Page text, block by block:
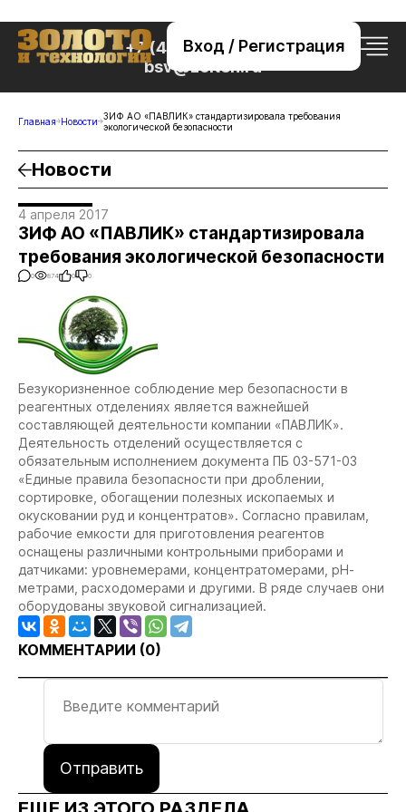
Вход / Регистрация
+7 (495) 221-76-32
bsv@zolteh.ru
Главная Новости ЗИФ АО «ПАВЛИК» стандартизировала требования
экологической безопасности
Новости
4 апреля 2017
ЗИФ АО «ПАВЛИК» стандартизировала
требования экологической безопасности
0 874 0 0
Безукоризненное соблюдение мер безопасности в
реагентных отделениях является важнейшей
составляющей деятельности компании «ПАВЛИК».
Деятельность отделений осуществляется с
обязательным исполнением документа ПБ 03-571-03
«Единые правила безопасности при дроблении,
сортировке, обогащении полезных ископаемых и
окусковании руд и концентратов». Согласно правилам,
рабочие емкости для приготовления реагентов
оснащены различными контрольными приборами и
датчиками: уровнемерами, концентратомерами, рН-
метрами, расходомерами и другими. В ряде случаев они
оборудованы звуковой сигнализацией.
КОММЕНТАРИИ (0)
Отправить